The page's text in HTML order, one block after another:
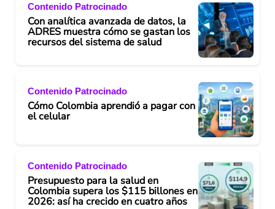
Contenido Patrocinado
Con analítica avanzada de datos, la
ADRES muestra cómo se gastan los
recursos del sistema de salud
Contenido Patrocinado
Cómo Colombia aprendió a pagar con
el celular
Contenido Patrocinado
Presupuesto para la salud en
Colombia supera los $115 billones en
2026: así ha crecido en cuatro años